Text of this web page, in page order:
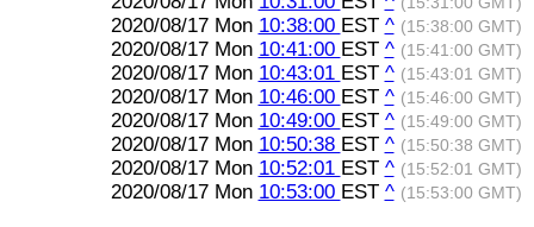
2020/08/17 Mon 10:38:00 EST ^ (15:38:00 GMT)
2020/08/17 Mon 10:41:00 EST ^ (15:41:00 GMT)
2020/08/17 Mon 10:43:01 EST ^ (15:43:01 GMT)
2020/08/17 Mon 10:46:00 EST ^ (15:46:00 GMT)
2020/08/17 Mon 10:49:00 EST ^ (15:49:00 GMT)
2020/08/17 Mon 10:50:38 EST ^ (15:50:38 GMT)
2020/08/17 Mon 10:52:01 EST ^ (15:52:01 GMT)
2020/08/17 Mon 10:53:00 EST ^ (15:53:00 GMT)